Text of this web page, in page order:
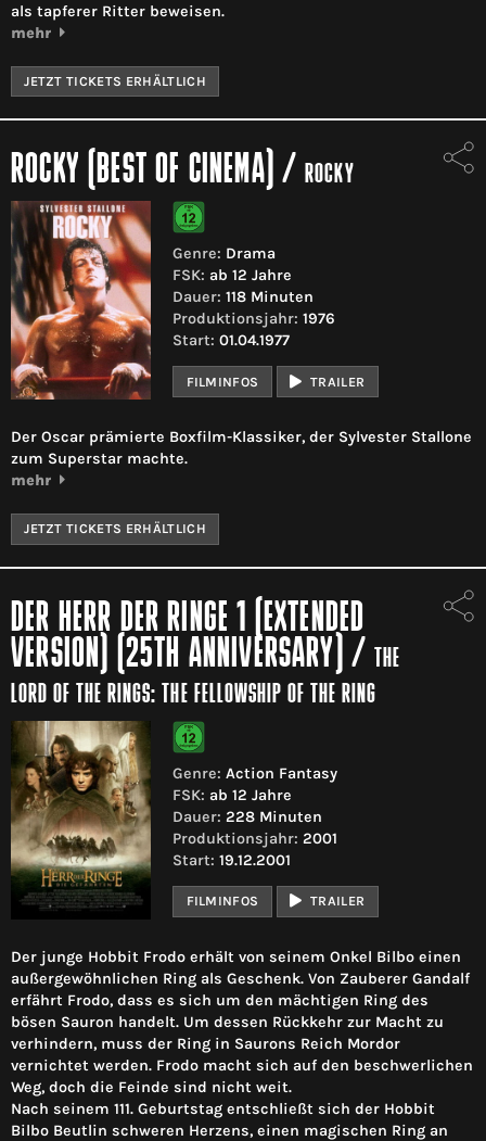
als tapferer Ritter beweisen.
mehr
JETZT TICKETS ERHÄLTLICH
ROCKY (BEST OF CINEMA) /ROCKY
Genre: Drama
FSK: ab 12 Jahre
Dauer: 118 Minuten
Produktionsjahr: 1976
Start: 01.04.1977
FILMINFOS TRAILER
Der Oscar prämierte Boxfilm-Klassiker, der Sylvester Stallone
zum Superstar machte.
mehr
JETZT TICKETS ERHÄLTLICH
DER HERR DER RINGE 1 (EXTENDED
VERSION) (25TH ANNIVERSARY) / THE
LORD OF THE RINGS: THE FELLOWSHIP OF THE RING
Genre: Action Fantasy
FSK: ab 12 Jahre
Dauer: 228 Minuten
Produktionsjahr: 2001
Start: 19.12.2001
FILMINFOS TRAILER
Der junge Hobbit Frodo erhält von seinem Onkel Bilbo einen
außergewöhnlichen Ring als Geschenk. Von Zauberer Gandalf
erfährt Frodo, dass es sich um den mächtigen Ring des
bösen Sauron handelt. Um dessen Rückkehr zur Macht zu
verhindern, muss der Ring in Saurons Reich Mordor
vernichtet werden. Frodo macht sich auf den beschwerlichen
Weg, doch die Feinde sind nicht weit.
Nach seinem 111. Geburtstag entschließt sich der Hobbit
Bilbo Beutlin schweren Herzens, einen magischen Ring an